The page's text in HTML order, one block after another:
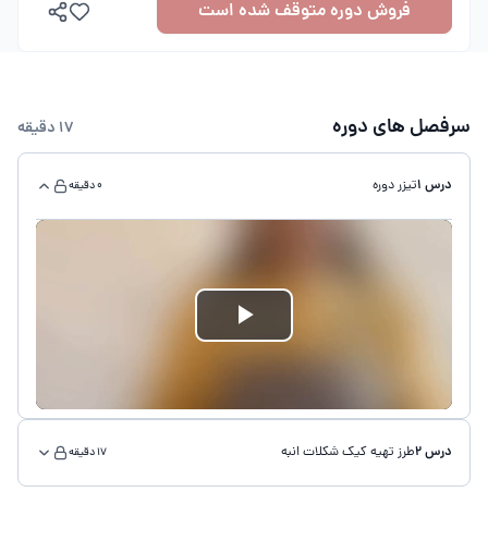
فروش دوره متوقف شده است
سرفصل های دوره 17 دقیقه
درس 1 تیزر دوره 0 دقیقه
Play
درس 2 طرز تهیه کیک شکلات انبه 17 دقیقه